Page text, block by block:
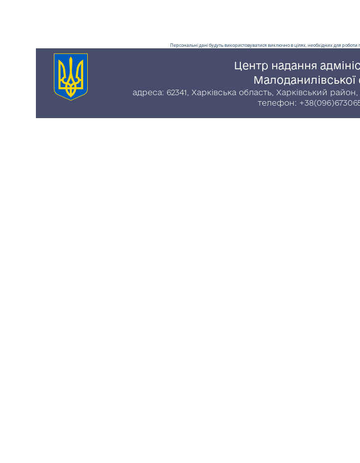
Персональні дані будуть використовуватися виключно в цілях, необхідних для
Центр надання
адреса: 62341, Харківська область, Харківський
телефон: